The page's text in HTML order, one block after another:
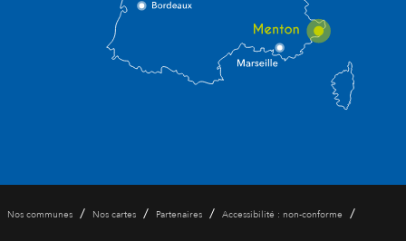
Nos communes / Nos cartes / Partenaires / Accessibilité : non-conforme /